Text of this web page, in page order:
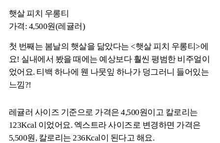
햇살 피치 우롱티
가격: 4,500원(레귤러)
첫 번째는 봄날의 햇살을 닮았다는 <햇살 피치 우롱티>에
요! 실내에서 봤을 때에는 예상보다 훨씬 평범한 비주얼이
었어요. 티백 하나에 웬 나뭇잎 하나가 덩그러니 들어있는
느낌?!
레귤러 사이즈 기준으로 가격은 4,500원이고 칼로리는
123Kcal 이었어요. 엑스트라 사이즈로 변경하면 가격은
5,500원, 칼로리는 236Kcal이 된다고 해요.